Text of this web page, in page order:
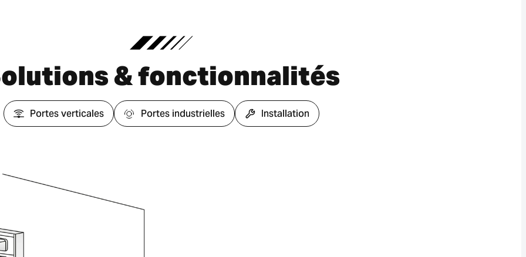
& fonctionnalités
Portes verticales Portes industrielles Installation